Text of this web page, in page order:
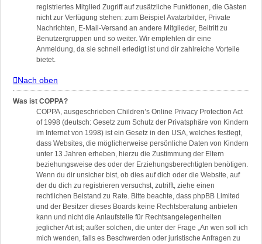
registriertes Mitglied Zugriff auf zusätzliche Funktionen, die Gästen
nicht zur Verfügung stehen: zum Beispiel Avatarbilder, Private
Nachrichten, E-Mail-Versand an andere Mitglieder, Beitritt zu
Benutzergruppen und so weiter. Wir empfehlen dir eine
Anmeldung, da sie schnell erledigt ist und dir zahlreiche Vorteile
bietet.
Nach oben
Was ist COPPA?
COPPA, ausgeschrieben Children’s Online Privacy Protection Act
of 1998 (deutsch: Gesetz zum Schutz der Privatsphäre von Kindern
im Internet von 1998) ist ein Gesetz in den USA, welches festlegt,
dass Websites, die möglicherweise persönliche Daten von Kindern
unter 13 Jahren erheben, hierzu die Zustimmung der Eltern
beziehungsweise des oder der Erziehungsberechtigten benötigen.
Wenn du dir unsicher bist, ob dies auf dich oder die Website, auf
der du dich zu registrieren versuchst, zutrifft, ziehe einen
rechtlichen Beistand zu Rate. Bitte beachte, dass phpBB Limited
und der Besitzer dieses Boards keine Rechtsberatung anbieten
kann und nicht die Anlaufstelle für Rechtsangelegenheiten
jeglicher Art ist; außer solchen, die unter der Frage „An wen soll ich
mich wenden, falls es Beschwerden oder juristische Anfragen zu